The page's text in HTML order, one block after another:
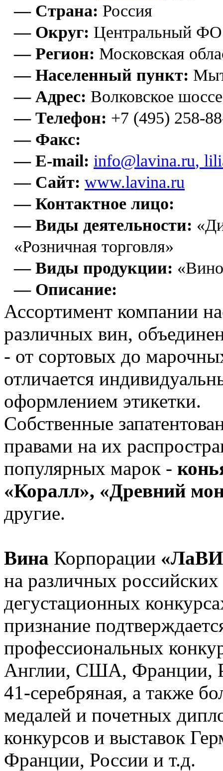
— Страна: Россия
— Округ: Центральный ФО
— Регион: Московская
— Населенный пункт:
— Адрес: Волковское
— Телефон: +7 (495) 258-
— Факс:
— E-mail: info@lavina.ru,
— Сайт: www.lavina.ru
— Контактное лицо:
— Виды деятельности:
«Розничная торговля»
— Виды продукции:
— Описание:
Ассортимент компании
различных вин,
- от сортовых до
отличается
оформлением этикетки.
Собственные
правами на их
популярных марок -
«Коралл», «Древний
другие.
Вина Корпорации
на различных
дегустационных
признание
профессиональных
Англии, США, Франции,
41-серебряная, а также
медалей и почетных
конкурсов и выставок
Франции, России и т.д.